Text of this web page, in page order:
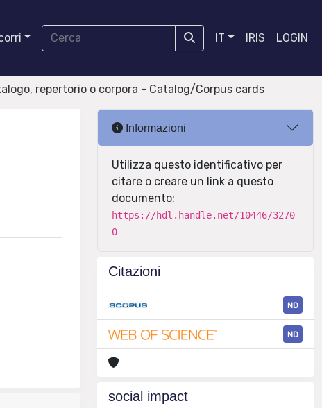
IT IRIS LOGIN
repertorio o corpora - Catalog/Corpus cards
Informazioni
Utilizza questo identificativo per
citare o creare un link a questo
documento:
https://hdl.handle.net/10446/3270
0
Citazioni
ND
ND
social impact